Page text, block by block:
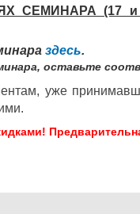
СЕМИНАРА (17 и
здесь.
оставьте
уже